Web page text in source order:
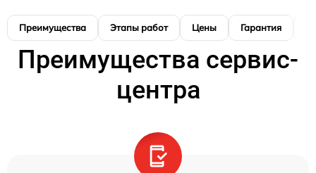
Преимущества Этапы работ Цены Гарантия
Преимущества сервис-
центра